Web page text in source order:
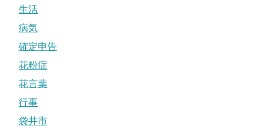
生活
病気
確定申告
花粉症
花言葉
行事
袋井市